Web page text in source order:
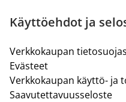
Käyttöehdot ja
Verkkokaupan
Evästeet
Verkkokaupan käyttö- ja
Saavutettavuusseloste